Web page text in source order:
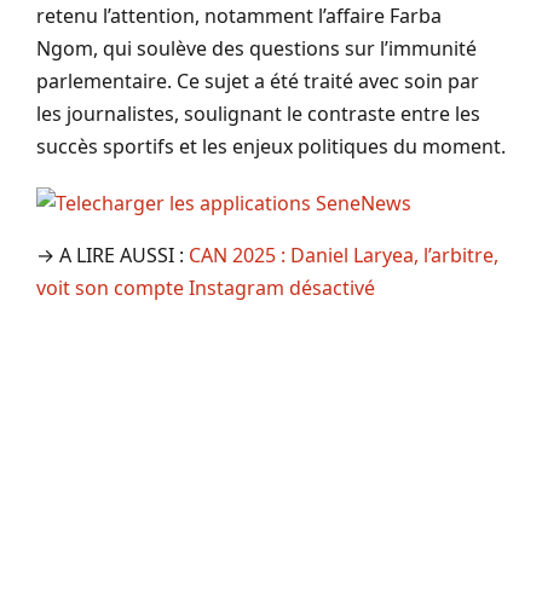
retenu l’attention, notamment l’affaire Farba
Ngom, qui soulève des questions sur l’immunité
parlementaire. Ce sujet a été traité avec soin par
les journalistes, soulignant le contraste entre les
succès sportifs et les enjeux politiques du moment.
→ A LIRE AUSSI : CAN 2025 : Daniel Laryea, l’arbitre,
voit son compte Instagram désactivé